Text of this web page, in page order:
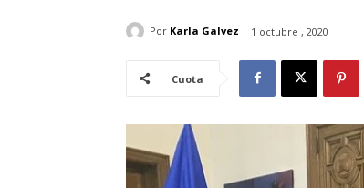
Por Karla Galvez 1 octubre , 2020
Cuota